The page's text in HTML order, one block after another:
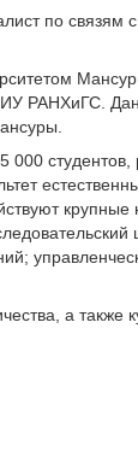
по
РАНХиГС.
крупные
а